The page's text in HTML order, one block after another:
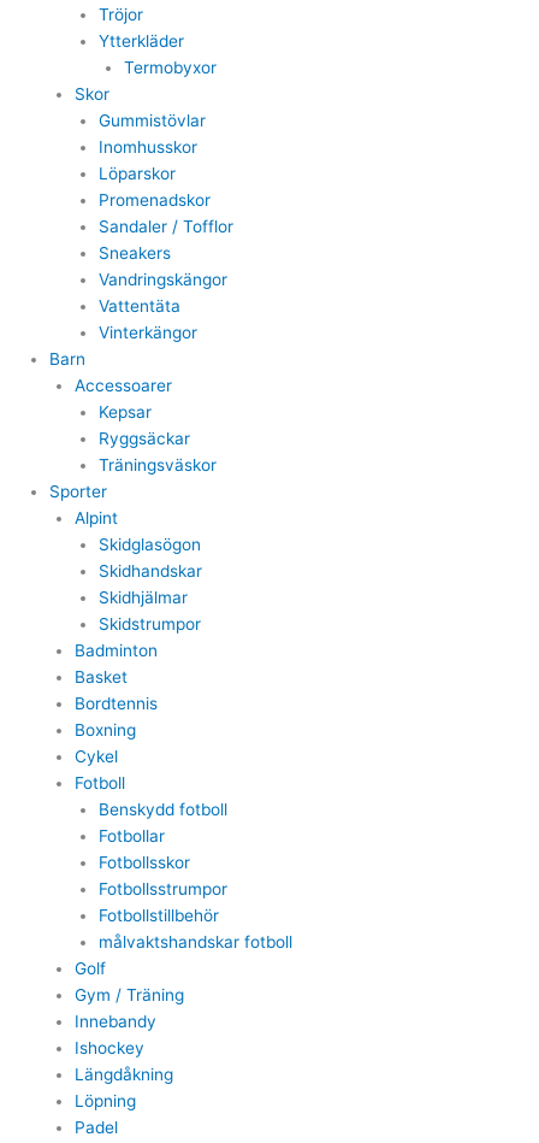
Tröjor
Ytterkläder
Termobyxor
Skor
Gummistövlar
Inomhusskor
Löparskor
Promenadskor
Sandaler / Tofflor
Sneakers
Vandringskängor
Vattentäta
Vinterkängor
Barn
Accessoarer
Kepsar
Ryggsäckar
Träningsväskor
Sporter
Alpint
Skidglasögon
Skidhandskar
Skidhjälmar
Skidstrumpor
Badminton
Basket
Bordtennis
Boxning
Cykel
Fotboll
Benskydd fotboll
Fotbollar
Fotbollsskor
Fotbollsstrumpor
Fotbollstillbehör
målvaktshandskar fotboll
Golf
Gym / Träning
Innebandy
Ishockey
Längdåkning
Löpning
Padel